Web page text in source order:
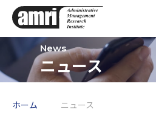
ニュース
ホーム ニュース